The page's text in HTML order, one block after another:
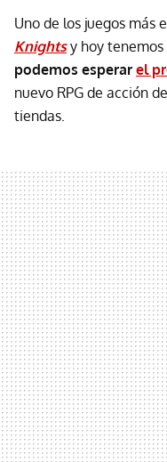
Uno de los juegos más
Knights y hoy tenemos
podemos esperar el
nuevo RPG de acción
tiendas.